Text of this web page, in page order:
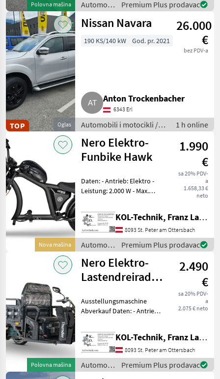
Polovna mašina
Automobili
i
motocikli
Premium Plus prodavac
Oglas
TOP
Nissan Navara
26.000
€
bez PDV-a
190 KS/140 kW God. pr. 2021
Anton Trockenbacher
6343 Erl
Automobili i motocikli /
Terenci-Offroaderi
1 h online
Nova mašina
Nero Elektro-
Funbike Hawk
1.990
€
sa 20% PDV-
a
1.658,33 €
neto
Daten: - Antrieb: Elektro -
Leistung: 2.000 W - Max.
Geschwindigkeitsstufen: 3 -
Reichweite: 60–80 km -
Akku: 60V/30Ah Lithium - La
KOL-Technik, Franz Lampl-Küssner
8093 St. Peter am Ottersbach
Automobili
i
motocikli
/ Nero
Premium Plus prodavac
Polovna mašina
Nero Elektro-
Lastendreirad/Tuk-
2.490
€
sa 20% PDV-
a
2.075 € neto
Ausstellungsmaschine
Abverkauf Daten: - Antrieb:
Batterie: 60 V, 45 Ah -
Bremse: Scheibenbremse
vorne, Trommelbremse
hinten - Max. G
KOL-Technik, Franz Lampl-Küssner
8093 St. Peter am Ottersbach
Automobili
i
Premium Plus prodavac